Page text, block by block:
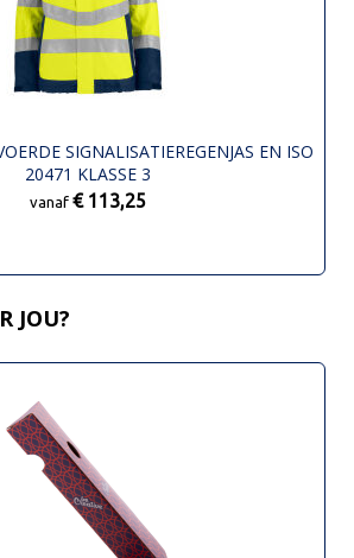
SIGNALISATIEREGENJAS EN ISO
20471 KLASSE 3
vanaf € 113,25
JOU?